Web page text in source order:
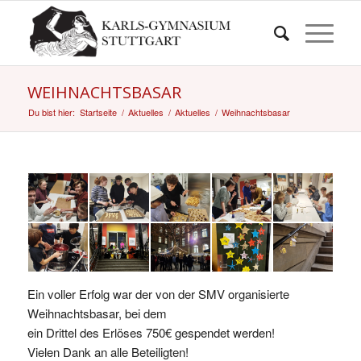
WEIHNACHTSBASAR
Du bist hier: Startseite / Aktuelles / Aktuelles / Weihnachtsbasar
Ein voller Erfolg war der von der SMV organisierte
Weihnachtsbasar, bei dem
ein Drittel des Erlöses 750€ gespendet werden!
Vielen Dank an alle Beteiligten!